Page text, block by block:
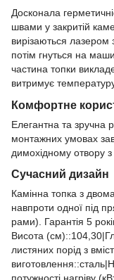
Досконала
швами у закритій
вирізаються
потім гнуться на
частина топки
витримує
Комфортне
Елегантна та зручна
монтажних умовах
димохідному отвору
Сучасний дизайн
Камінна топка з
навпроти одної під
рами). Гарантія 5
Висота
листяних порід з